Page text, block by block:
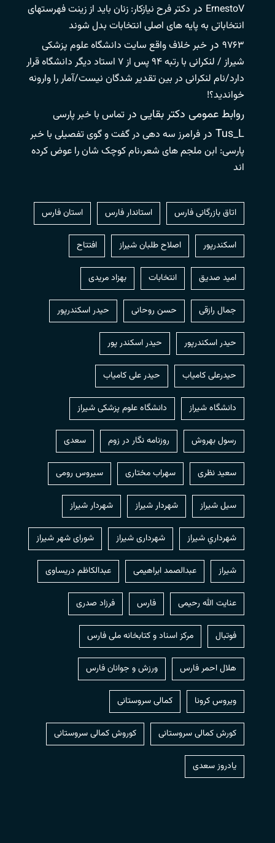
ErnestoV در دکتر فرح نیازکار: زنان باید از زینت فهرستهای
انتخاباتی به پایه های اصلی انتخابات بدل شوند
۹۷۶۳ در خبر خلاف واقع سایت دانشگاه علوم پزشکی
شیراز / لنکرانی با رتبه ۹۴ پس از ۷ استاد دیگر دانشگاه قرار
دارد/نام لنکرانی در بین تقدیر شدگان نیست/آمار را وارونه
خواندید؟!
روابط عمومی دکتر بقایی در تماس با خبر پارسی
Tus_L در فرامرز سه دهی در گفت و گوی تفصیلی با خبر
پارسی: ابن ملجم های شعر،نام کوچک شان را عوض کرده
اند
اتاق بازرگانی فارس استاندار فارس استان فارس
اسکندرپور اصلاح طلبان شیراز افتتاح
امید صدیق انتخابات بهزاد مریدی
جمال رازقی حسن روحانی حيدر اسكندرپور
حیدر اسکندرپور حیدر اسکندر پور
حیدرعلی کامیاب حیدر علی کامیاب
دانشگاه شیراز دانشگاه علوم پزشکی شیراز
رسول بهروش روزنامه نگار در زوم سعدی
سعید نظری سهراب مختاری سیروس رومی
سیل شیراز شهردار شيراز شهردار شیراز
شهرداري شيراز شهرداری شیراز شورای شهر شیراز
شیراز عبدالصمد ابراهیمی عبدالکاظم دریساوی
عنایت الله رحیمی فارس فرزاد صدری
فوتبال مرکز اسناد و کتابخانه ملی فارس
هلال احمر فارس ورزش و جوانان فارس
ویروس کرونا کمالی سروستانی
کورش کمالی سروستانی کوروش کمالی سروستانی
یادروز سعدی